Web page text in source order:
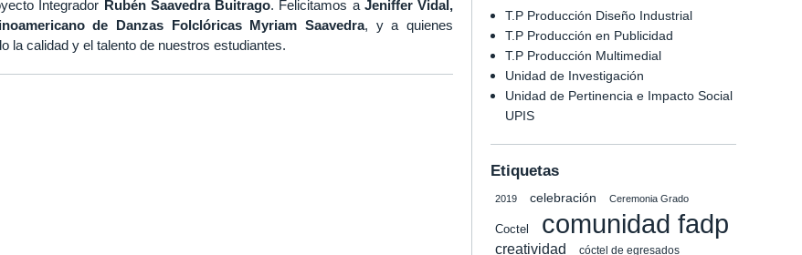
Integrador Rubén Saavedra Buitrago. Felicitamos a Jeniffer Vidal,
de Danzas Folclóricas Myriam Saavedra, y a quienes
la calidad y el talento de nuestros estudiantes.
T.P Producción Diseño Industrial
T.P Producción en Publicidad
T.P Producción Multimedial
Unidad de Investigación
Unidad de Pertinencia e Impacto Social
UPIS
Etiquetas
2019 celebración Ceremonia Grado
Coctel comunidad fadp
creatividad cóctel de egresados